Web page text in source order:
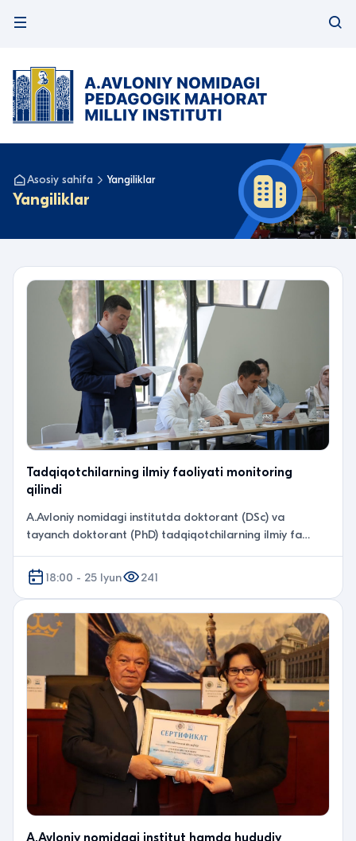
Asosiy sahifa Yangiliklar
Yangiliklar
Tadqiqotchilarning ilmiy faoliyati monitoring
qilindi
A.Avloniy nomidagi institutda doktorant (DSc) va
tayanch doktorant (PhD) tadqiqotchilarning ilmiy fa…
18:00 - 25 Iyun 241
A.Avloniy nomidagi institut hamda hududiy